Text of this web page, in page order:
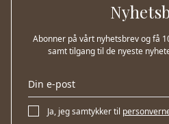
Abonner på vårt nyhetsbrev og få
samt tilgang til de nyeste
Ja, jeg samtykker til